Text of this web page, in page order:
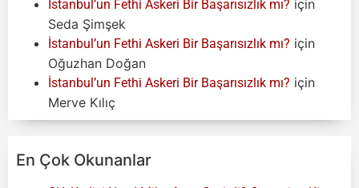
İstanbul’un Fethi Askeri Bir Başarısızlık mı? için
Seda Şimşek
İstanbul’un Fethi Askeri Bir Başarısızlık mı? için
Oğuzhan Doğan
İstanbul’un Fethi Askeri Bir Başarısızlık mı? için
Merve Kılıç
En Çok Okunanlar